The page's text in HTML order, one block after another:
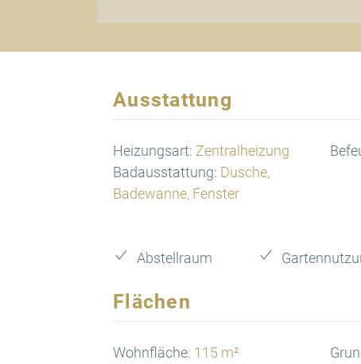
Ausstattung
Heizungsart: Zentralheizung
Badausstattung: Dusche,
Badewanne, Fenster
Abstellraum
Flächen
Wohnfläche: 115 m²